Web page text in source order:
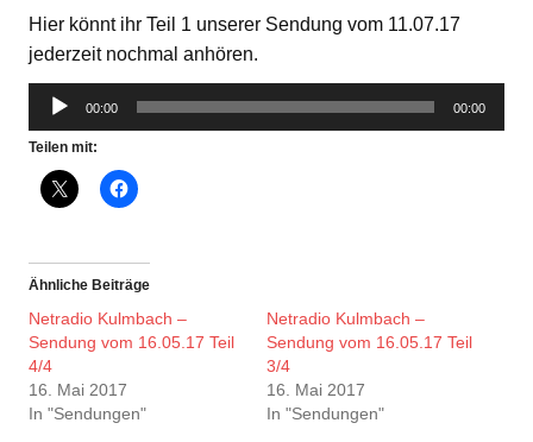
Hier könnt ihr Teil 1 unserer Sendung vom 11.07.17
jederzeit nochmal anhören.
Audio-
Player
00:00 00:00
Teilen mit:
Ähnliche Beiträge
Netradio Kulmbach –
Sendung vom 16.05.17 Teil
4/4
16. Mai 2017
In "Sendungen"
Netradio Kulmbach –
Sendung vom 16.05.17 Teil
3/4
16. Mai 2017
In "Sendungen"